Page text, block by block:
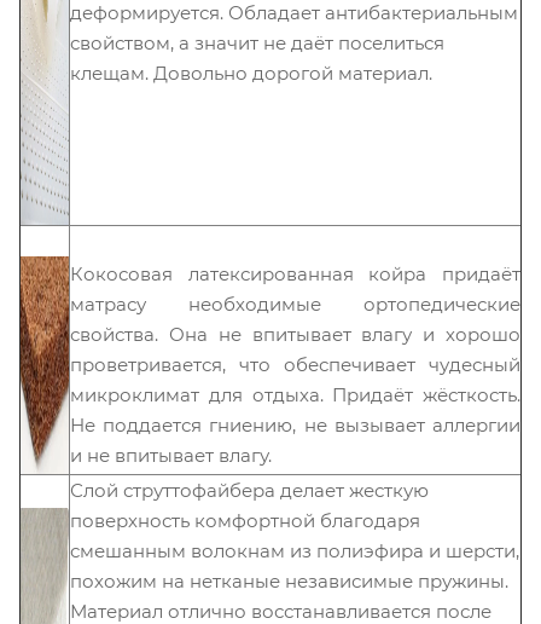
деформируется. Обладает антибактериальным
свойством, а значит не даёт поселиться
клещам. Довольно дорогой материал.
Кокосовая латексированная койра придаёт
матрасу необходимые ортопедические
свойства. Она не впитывает влагу и хорошо
проветривается, что обеспечивает чудесный
микроклимат для отдыха. Придаёт жёсткость.
Не поддается гниению, не вызывает аллергии
и не впитывает влагу.
Слой струттофайбера делает жесткую
поверхность комфортной благодаря
смешанным волокнам из полиэфира и шерсти,
похожим на нетканые независимые пружины.
Материал отлично восстанавливается после